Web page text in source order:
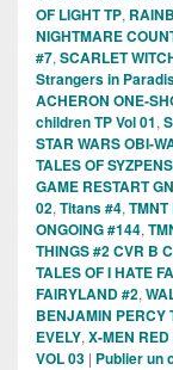
OF LIGHT TP,
NIGHTMARE
#7, SCARLET
Strangers in
ACHERON ONE-
children TP Vol 01,
STAR WARS OBI-
TALES OF
GAME RESTART
02, Titans #4,
ONGOING #144,
THINGS #2 CVR B
TALES OF I HATE
FAIRYLAND #2,
BENJAMIN PERCY
EVELY, X-MEN
VOL 03 | Publier un